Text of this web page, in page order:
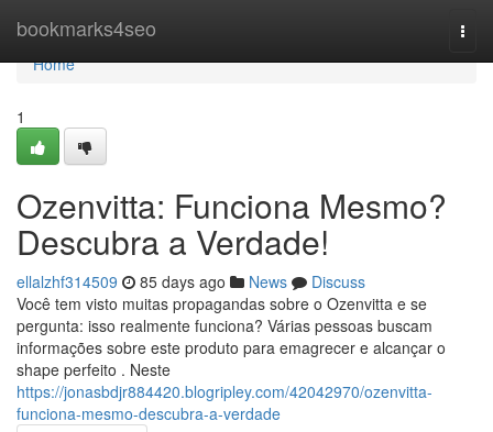
bookmarks4seo
Home
Home
1
Ozenvitta: Funciona Mesmo?
Descubra a Verdade!
ellalzhf314509 85 days ago News
Discuss
Você tem visto muitas propagandas sobre o Ozenvitta e se
pergunta: isso realmente funciona? Várias pessoas buscam
informações sobre este produto para emagrecer e alcançar o
shape perfeito . Neste
https://jonasbdjr884420.blogripley.com/42042970/ozenvitta-
funciona-mesmo-descubra-a-verdade